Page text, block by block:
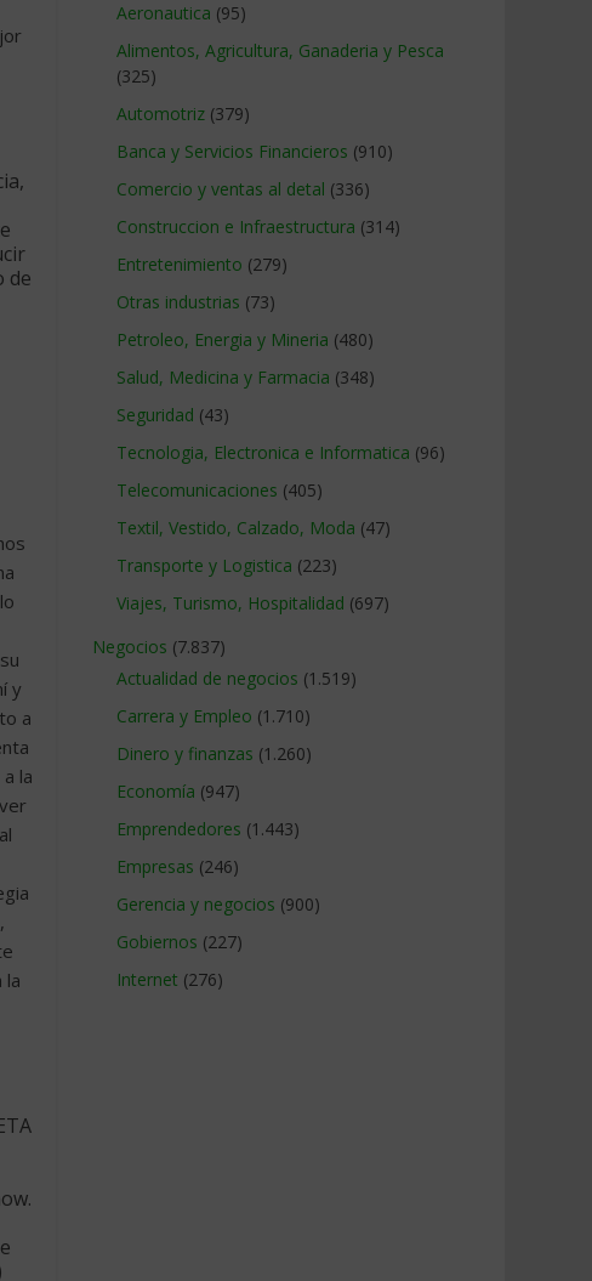
de
y
a
la
la
Aeronautica (95)
Alimentos, Agricultura, Ganaderia y Pesca
(325)
Automotriz (379)
Banca y Servicios Financieros (910)
Comercio y ventas al detal (336)
Construccion e Infraestructura (314)
Entretenimiento (279)
Otras industrias (73)
Petroleo, Energia y Mineria (480)
Salud, Medicina y Farmacia (348)
Seguridad (43)
Tecnologia, Electronica e Informatica (96)
Telecomunicaciones (405)
Textil, Vestido, Calzado, Moda (47)
Transporte y Logistica (223)
Viajes, Turismo, Hospitalidad (697)
Negocios (7.837)
Actualidad de negocios (1.519)
Carrera y Empleo (1.710)
Dinero y finanzas (1.260)
Economía (947)
Emprendedores (1.443)
Empresas (246)
Gerencia y negocios (900)
Gobiernos (227)
Internet (276)